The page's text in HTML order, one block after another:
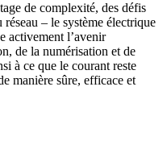
de complexité, des défis
– le système électrique
activement l’avenir
de la numérisation et de
à ce que le courant reste
manière sûre, efficace et